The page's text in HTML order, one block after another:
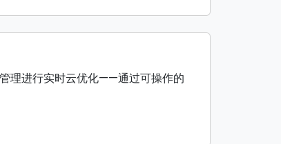
理进行实时云优化——通过可操作的